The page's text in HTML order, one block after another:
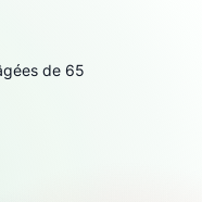
de 65